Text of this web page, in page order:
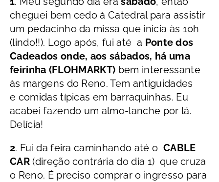
cheguei bem cedo à Catedral para assistir
um pedacinho da missa que inicia às 10h
(lindo!!). Logo após, fui até a Ponte dos
Cadeados onde, aos sábados, há uma
feirinha (FLOHMARKT) bem interessante
às margens do Reno. Tem antiguidades
e comidas típicas em barraquinhas. Eu
acabei fazendo um almo-lanche por lá.
Delícia!
2. Fui da feira caminhando até o CABLE
CAR(direção contrária do dia 1) que cruza
o Reno. É preciso comprar o ingresso para